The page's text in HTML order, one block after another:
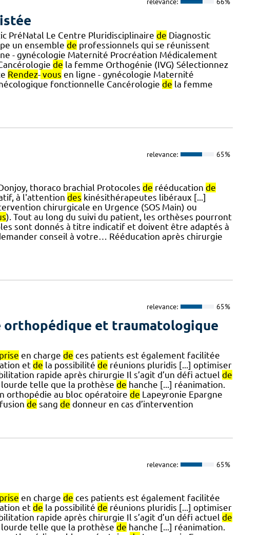
PréNatal Le Centre Pluridisciplinaire de Diagnostic
un ensemble de professionnels qui se réunissent
- gynécologie Maternité Procréation Médicalement
de la femme Orthogénie (IVG) Sélectionnez
Rendez- vous en ligne - gynécologie Maternité
fonctionnelle Cancérologie de la femme
relevance: 65%
thoraco brachial Protocoles de rééducation de
à l'attention des kinésithérapeutes libéraux [...]
chirurgicale en Urgence (SOS Main) ou
). Tout au long du suivi du patient, les orthèses pourront
sont donnés à titre indicatif et doivent être adaptés à
conseil à votre… Rééducation après chirurgie
relevance: 65%
orthopédique et traumatologique
prise en charge de ces patients est également facilitée
et de la possibilité de réunions pluridis [...] optimiser
rapide après chirurgie Il s’agit d’un défi actuel de
telle que la prothèse de hanche [...] réanimation.
orthopédie au bloc opératoire de Lapeyronie Epargne
de sang de donneur en cas d’intervention
relevance: 65%
prise en charge de ces patients est également facilitée
et de la possibilité de réunions pluridis [...] optimiser
rapide après chirurgie Il s’agit d’un défi actuel de
telle que la prothèse de hanche [...] réanimation.